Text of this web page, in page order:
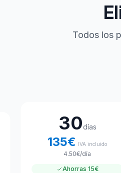
Todos los
30días
135€ IVA incluido
4.50€/día
Ahorras 15€